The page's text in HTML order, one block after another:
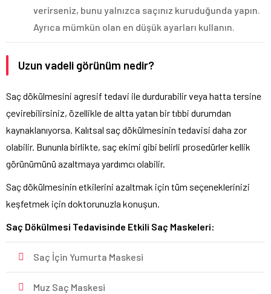
verirseniz, bunu yalnızca saçınız kuruduğunda yapın.
Ayrıca mümkün olan en düşük ayarları kullanın.
Uzun vadeli görünüm nedir?
Saç dökülmesini agresif tedavi ile durdurabilir veya hatta tersine
çevirebilirsiniz, özellikle de altta yatan bir tıbbi durumdan
kaynaklanıyorsa. Kalıtsal saç dökülmesinin tedavisi daha zor
olabilir. Bununla birlikte, saç ekimi gibi belirli prosedürler kellik
görünümünü azaltmaya yardımcı olabilir.
Saç dökülmesinin etkilerini azaltmak için tüm seçeneklerinizi
keşfetmek için doktorunuzla konuşun.
Saç Dökülmesi Tedavisinde Etkili Saç Maskeleri:
Saç İçin Yumurta Maskesi
Muz Saç Maskesi